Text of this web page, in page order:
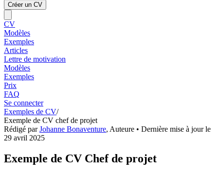
Créer un CV
CV
Modèles
Exemples
Articles
Lettre de motivation
Modèles
Exemples
Prix
FAQ
Se connecter
Exemples de CV/
Exemple de CV chef de projet
Rédigé parJohanne Bonaventure, Auteure • Dernière mise à jour le
29 avril 2025
Exemple de CV Chef de projet